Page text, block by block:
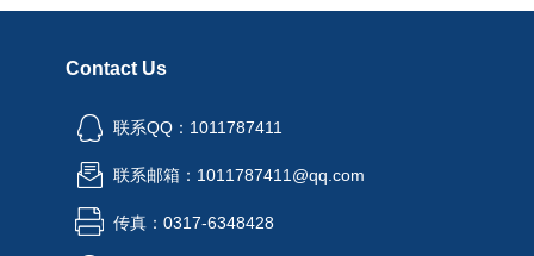
Contact Us
联系QQ：1011787411
联系邮箱：1011787411@qq.com
传真：0317-6348428